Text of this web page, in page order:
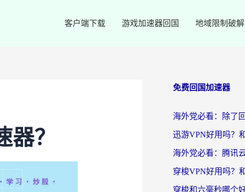
客户端下载 游戏加速器回国 地域限制破解
？
免费回国加速器